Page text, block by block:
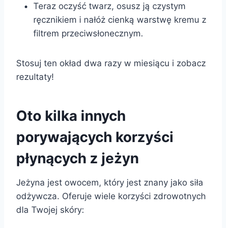
Teraz oczyść twarz, osusz ją czystym
ręcznikiem i nałóż cienką warstwę kremu z
filtrem przeciwsłonecznym.
Stosuj ten okład dwa razy w miesiącu i zobacz
rezultaty!
Oto kilka innych
porywających korzyści
płynących z jeżyn
Jeżyna jest owocem, który jest znany jako siła
odżywcza. Oferuje wiele korzyści zdrowotnych
dla Twojej skóry: